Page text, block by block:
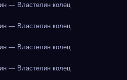
— Властелин колец
— Властелин колец
— Властелин колец
— Властелин колец